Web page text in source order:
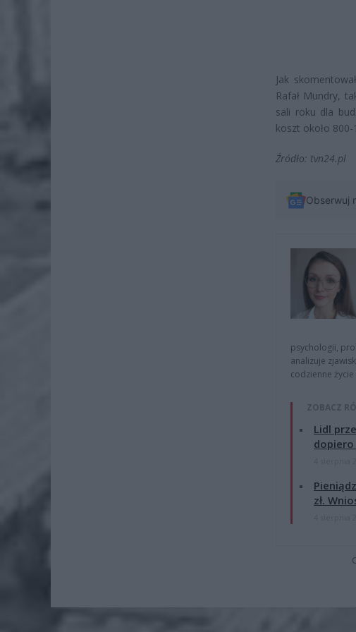
Jak
Rafał Mundry,
sali roku dla
koszt około 800-
Źródło: tvn24.pl
Obserwuj
psychologii,
analizuje
codzienne życie
ZOBACZ
Lidl
zł.